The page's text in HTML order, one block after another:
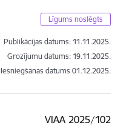
Līgums noslēgts
Publikācijas datums: 11.11.2025.
Grozījumu datums: 19.11.2025.
Iesniegšanas datums 01.12.2025.
VIAA 2025/102